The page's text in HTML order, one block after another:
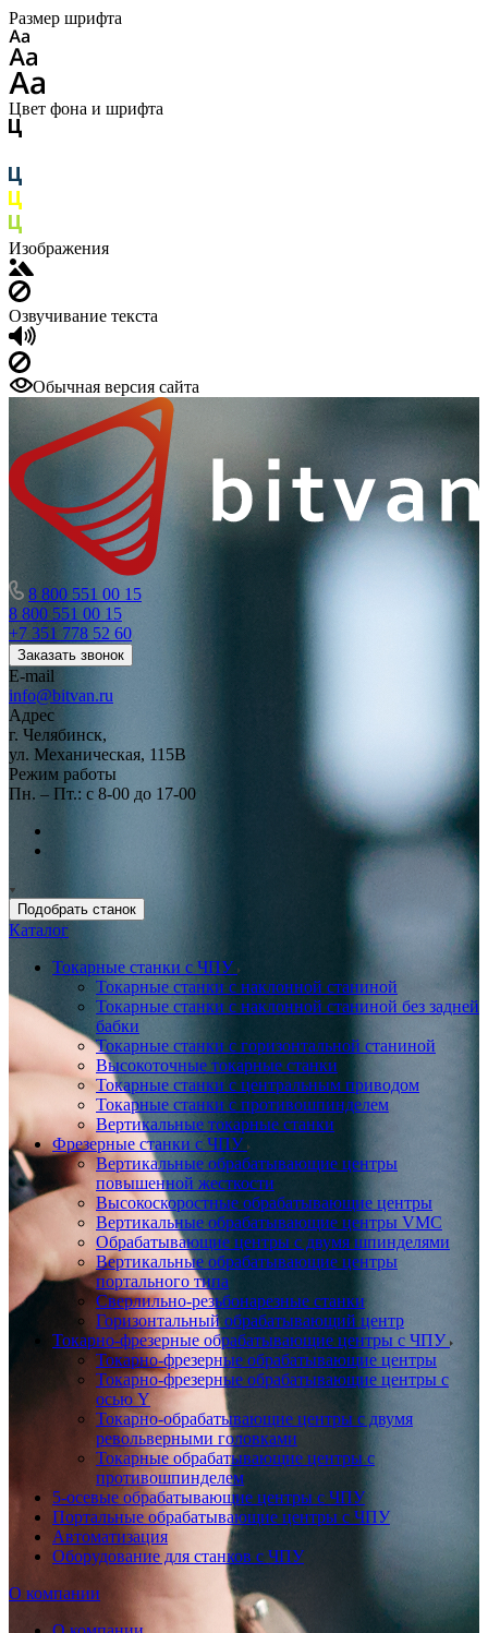
Размер шрифта
Цвет фона и шрифта
Изображения
Озвучивание текста
Обычная версия сайта
8 800 551 00 15
8 800 551 00 15
+7 351 778 52 60
Заказать звонок
E-mail
info@bitvan.ru
Адрес
г. Челябинск,
ул. Механическая, 115В
Режим работы
Пн. – Пт.: с 8-00 до 17-00
Подобрать станок
Каталог
Токарные станки с ЧПУ
Токарные станки с наклонной станиной
Токарные станки с наклонной станиной без задней
бабки
Токарные станки с горизонтальной станиной
Высокоточные токарные станки
Токарные станки с центральным приводом
Токарные станки с противошпинделем
Вертикальные токарные станки
Фрезерные станки с ЧПУ
Вертикальные обрабатывающие центры
повышенной жесткости
Высокоскоростные обрабатывающие центры
Вертикальные обрабатывающие центры VMC
Обрабатывающие центры с двумя шпинделями
Вертикальные обрабатывающие центры
портального типа
Сверлильно-резьбонарезные станки
Горизонтальный обрабатывающий центр
Токарно-фрезерные обрабатывающие центры с ЧПУ
Токарно-фрезерные обрабатывающие центры
Токарно-фрезерные обрабатывающие центры с
осью Y
Токарно-обрабатывающие центры c двумя
револьверными головками
Токарные обрабатывающие центры с
противошпинделем
5-осевые обрабатывающие центры с ЧПУ
Портальные обрабатывающие центры с ЧПУ
Автоматизация
Оборудование для станков с ЧПУ
О компании